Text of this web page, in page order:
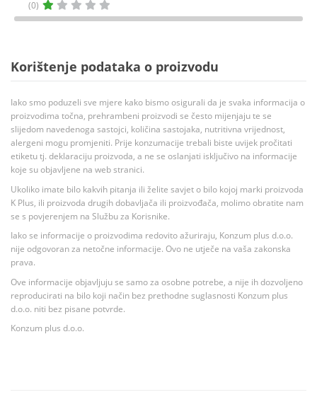
(0)
Korištenje podataka o proizvodu
Iako smo poduzeli sve mjere kako bismo osigurali da je svaka informacija o
proizvodima točna, prehrambeni proizvodi se često mijenjaju te se
slijedom navedenoga sastojci, količina sastojaka, nutritivna vrijednost,
alergeni mogu promjeniti. Prije konzumacije trebali biste uvijek pročitati
etiketu tj. deklaraciju proizvoda, a ne se oslanjati isključivo na informacije
koje su objavljene na web stranici.
Ukoliko imate bilo kakvih pitanja ili želite savjet o bilo kojoj marki proizvoda
K Plus, ili proizvoda drugih dobavljača ili proizvođača, molimo obratite nam
se s povjerenjem na Službu za Korisnike.
Iako se informacije o proizvodima redovito ažuriraju, Konzum plus d.o.o.
nije odgovoran za netočne informacije. Ovo ne utječe na vaša zakonska
prava.
Ove informacije objavljuju se samo za osobne potrebe, a nije ih dozvoljeno
reproducirati na bilo koji način bez prethodne suglasnosti Konzum plus
d.o.o. niti bez pisane potvrde.
Konzum plus d.o.o.